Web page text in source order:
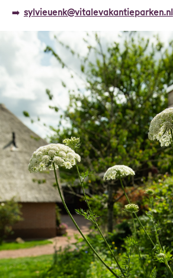
➡️ sylvieuenk@vitalevakantieparken.nl